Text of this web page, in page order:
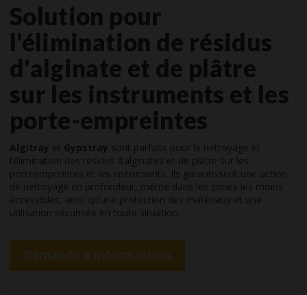
Solution pour
l'élimination de résidus
d'alginate et de plâtre
sur les instruments et les
porte-empreintes
Algitray et Gypstray sont parfaits pour le nettoyage et
l’élimination des résidus d’alginates et de plâtre sur les
porteempreintes et les instruments. Ils garantissent une action
de nettoyage en profondeur, même dans les zones les moins
accessibles, ainsi qu’une protection des matériaux et une
utilisation sécurisée en toute situation.
Demande d'informations